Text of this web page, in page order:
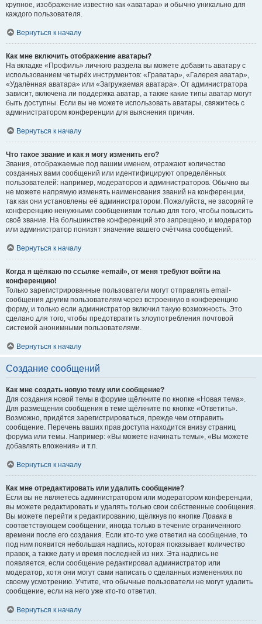
крупное, изображение известно как «аватара» и обычно уникально для
каждого пользователя.
Вернуться к началу
Как мне включить отображение аватары?
На вкладке «Профиль» личного раздела вы можете добавить аватару с
использованием четырёх инструментов: «Граватар», «Галерея аватар»,
«Удалённая аватара» или «Загружаемая аватара». От администратора
зависит, включена ли поддержка аватар, а также какие типы аватар могут
быть доступны. Если вы не можете использовать аватары, свяжитесь с
администратором конференции для выяснения причин.
Вернуться к началу
Что такое звание и как я могу изменить его?
Звания, отображаемые под вашим именем, отражают количество
созданных вами сообщений или идентифицируют определённых
пользователей: например, модераторов и администраторов. Обычно вы
не можете напрямую изменять наименования званий на конференции,
так как они установлены её администратором. Пожалуйста, не засоряйте
конференцию ненужными сообщениями только для того, чтобы повысить
своё звание. На большинстве конференций это запрещено, и модератор
или администратор понизят значение вашего счётчика сообщений.
Вернуться к началу
Когда я щёлкаю по ссылке «email», от меня требуют войти на
конференцию!
Только зарегистрированные пользователи могут отправлять email-
сообщения другим пользователям через встроенную в конференцию
форму, и только если администратор включил такую возможность. Это
сделано для того, чтобы предотвратить злоупотребления почтовой
системой анонимными пользователями.
Вернуться к началу
Создание сообщений
Как мне создать новую тему или сообщение?
Для создания новой темы в форуме щёлкните по кнопке «Новая тема».
Для размещения сообщения в теме щёлкните по кнопке «Ответить».
Возможно, придётся зарегистрироваться, прежде чем отправить
сообщение. Перечень ваших прав доступа находится внизу страниц
форума или темы. Например: «Вы можете начинать темы», «Вы можете
добавлять вложения» и т.п.
Вернуться к началу
Как мне отредактировать или удалить сообщение?
Если вы не являетесь администратором или модератором конференции,
вы можете редактировать и удалять только свои собственные сообщения.
Вы можете перейти к редактированию, щёлкнув по кнопке Правка в
соответствующем сообщении, иногда только в течение ограниченного
времени после его создания. Если кто-то уже ответил на сообщение, то
под ним появится небольшая надпись, которая показывает количество
правок, а также дату и время последней из них. Эта надпись не
появляется, если сообщение редактировал администратор или
модератор, хотя они могут сами написать о сделанных изменениях по
своему усмотрению. Учтите, что обычные пользователи не могут удалить
сообщение, если на него уже кто-то ответил.
Вернуться к началу